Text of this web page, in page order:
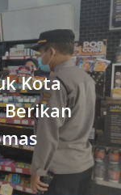
Kota
Berikan